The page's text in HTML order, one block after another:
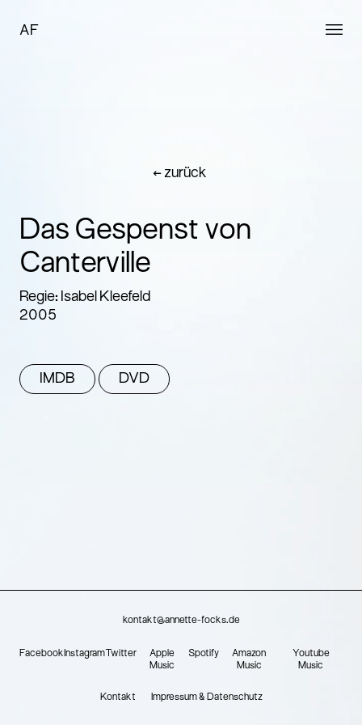
AF
← zurück
Das Gespenst von
Canterville
Regie: Isabel Kleefeld
2005
IMDB DVD
Facebook Instagram Twitter
Apple
Music
Spotify
Amazon
Music
Youtube
Music
kontakt@annette-focks.de
Kontakt Impressum & Datenschutz